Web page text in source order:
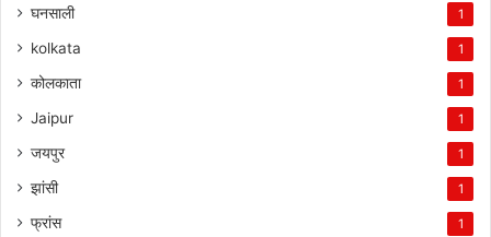
घनसाली 1
kolkata 1
कोलकाता 1
Jaipur 1
जयपुर 1
झांसी 1
फ्रांस 1